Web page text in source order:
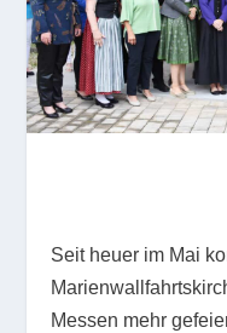
Seit heuer im Mai
Messen mehr